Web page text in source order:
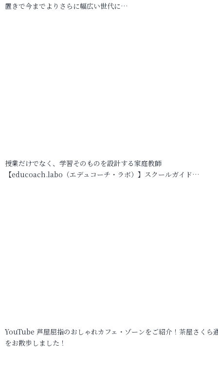
置きで今までよりさらに幅広い世代に…
授業だけでなく、学習そのものを設計する家庭教師
【educoach.labo（エデュコーチ・ラボ）】スクールガイド…
YouTube 芦屋屈指のおしゃれカフェ・ゾーンをご紹介！茶屋さくら
をお散歩しました！